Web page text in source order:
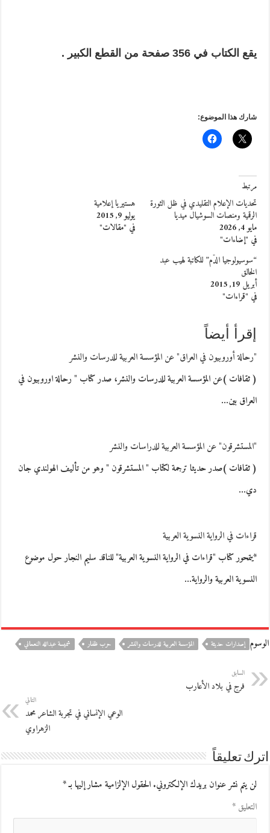
يقع الكتاب في 356 صفحة من القطع الكبير .
شارك هذا الموضوع:
مرتبط
تحديات الإعلام التقليدي في ظل الثورة
الرقمية ومنصات السوشيال ميديا
مايو 4, 2026
في "إضاءات"
هستيريا إعلامية
يوليو 9, 2015
في "مقالات"
“سوسيولوجيا الدّم” للكاتبة لهيب عبد
الخالق
أبريل 19, 2015
في "قراءات"
إقرأ أيضاً
"رحالة أوروبيون في العراق" عن المؤسسة العربية للدرسات والنشر
( ثقافات )عن المؤسسة العربية للدرسات والنشر، صدر كتاب " رحالة اوروبيون في
العراق بين…
"المستشرقون" عن المؤسسة العربية للدراسات والنشر
( ثقافات )صدر حديثا ترجمة لكتاب " المستشرقون " وهو من تأليف الهولندي جان
دي…
قراءات في الرواية النسوية العربية
*يتمحور كتاب "قراءات في الرواية النسوية العربية" للناقد سليم النجار حول موضوع
النسوية العربية والرواية…
الوسوم إصدارات حديثة المؤسسة العربية للدرسات والنشر حرب ظفار شميسة عبدالله النعماني
السابق
فرج في بلاد الأعارب
التالي
الوعي الإنساني في تجربة الشاعر محمد
الزهراوي
اترك تعليقاً
لن يتم نشر عنوان بريدك الإلكتروني.الحقول الإلزامية مشار إليها بـ*
التعليق*